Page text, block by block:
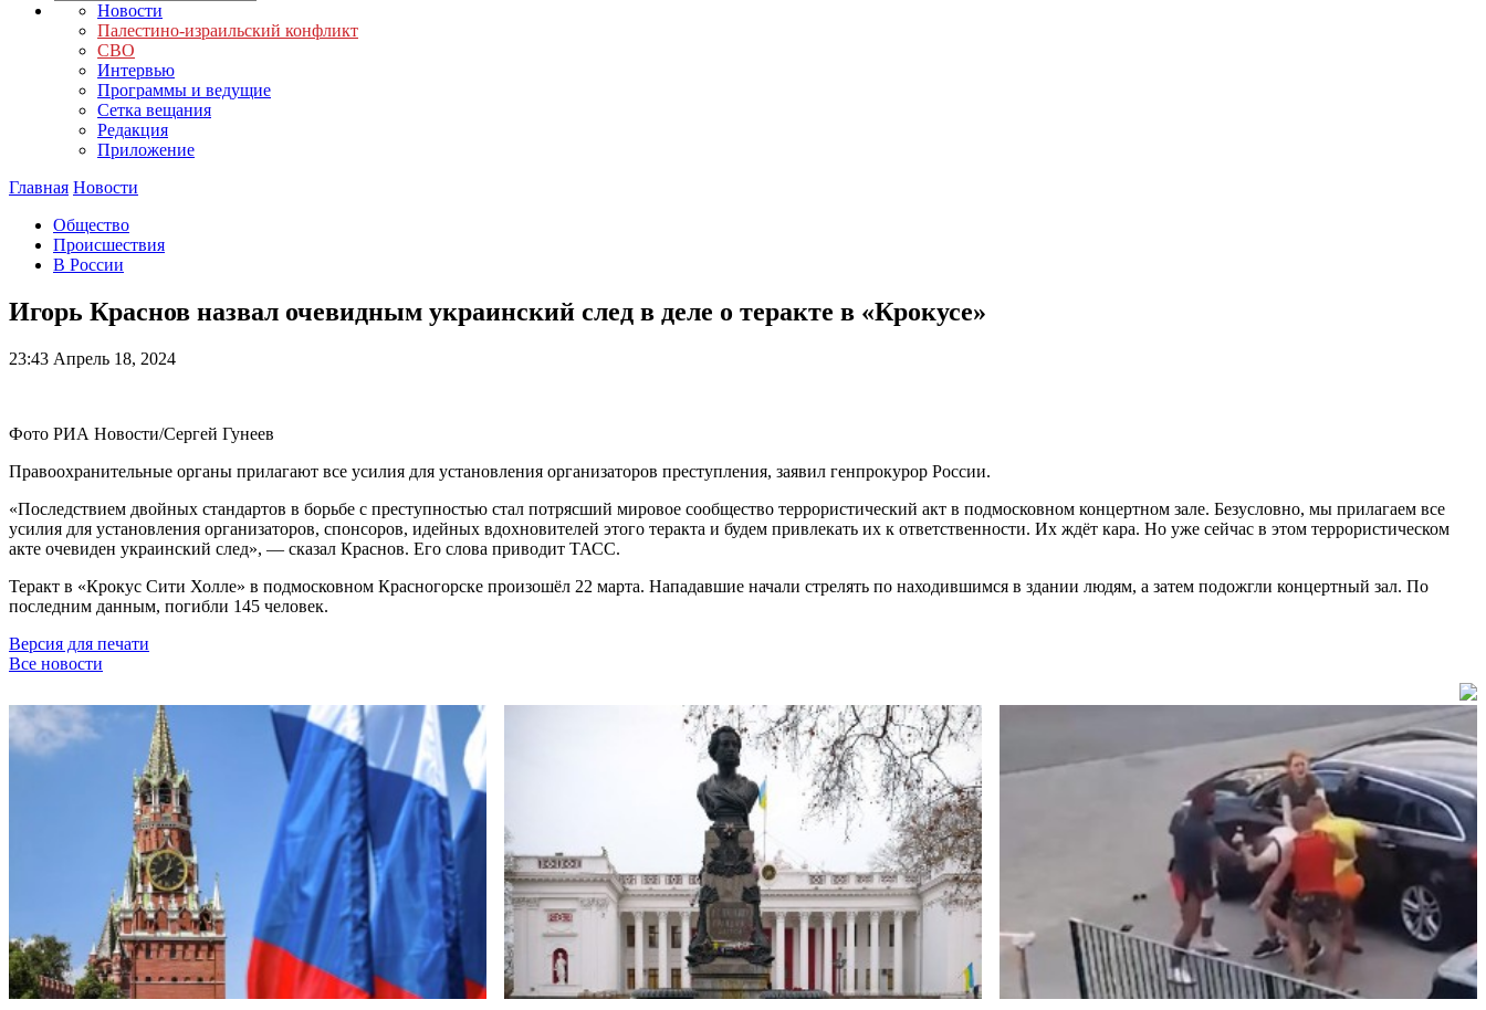
Новости
Палестино-израильский конфликт
СВО
Интервью
Программы и ведущие
Сетка вещания
Редакция
Приложение
Главная Новости
Общество
Происшествия
В России
Игорь Краснов назвал очевидным украинский след в деле о теракте в «Крокусе»
23:43 Апрель 18, 2024
Фото РИА Новости/Сергей Гунеев
Правоохранительные органы прилагают все усилия для установления организаторов преступления, заявил генпрокурор России.
«Последствием двойных стандартов в борьбе с преступностью стал потрясший мировое сообщество террористический акт в подмосковном концертном зале. Безусловно, мы прилагаем все
усилия для установления организаторов, спонсоров, идейных вдохновителей этого теракта и будем привлекать их к ответственности. Их ждёт кара. Но уже сейчас в этом террористическом
акте очевиден украинский след», — сказал Краснов. Его слова приводит ТАСС.
Теракт в «Крокус Сити Холле» в подмосковном Красногорске произошёл 22 марта. Нападавшие начали стрелять по находившимся в здании людям, а затем подожгли концертный зал. По
последним данным, погибли 145 человек.
Версия для печати
Все новости